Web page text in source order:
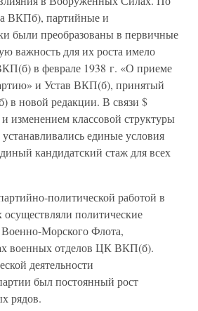
ВКПб), партийные и
были преобразованы в первичные
важность для их роста имело
в феврале 1938 г. «О приеме
и Устав ВКП(б), принятый
новой редакции. В связи $
изменением классовой структуры
единые условия
кандидатский стаж для всех
политической работой в
политические
Морского Флота,
военных отделов ЦК ВКП(б).
деятельности
был постоянный рост
рядов.